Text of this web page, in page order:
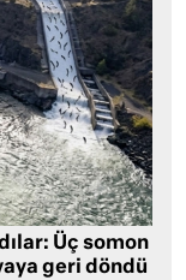
Üç somon
geri döndü